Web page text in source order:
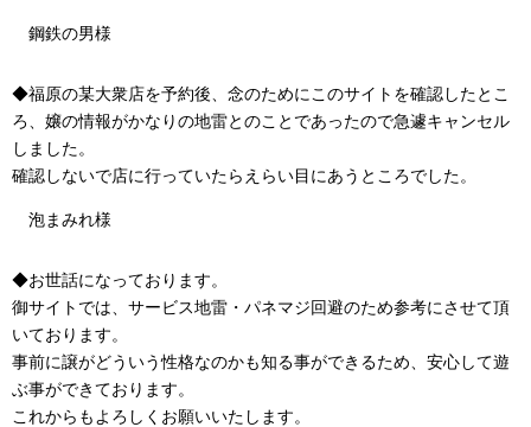
鋼鉄の男様
◆福原の某大衆店を予約後、念のためにこのサイトを確認したとこ
ろ、嬢の情報がかなりの地雷とのことであったので急遽キャンセル
しました。
確認しないで店に行っていたらえらい目にあうところでした。
泡まみれ様
◆お世話になっております。
御サイトでは、サービス地雷・パネマジ回避のため参考にさせて頂
いております。
事前に譲がどういう性格なのかも知る事ができるため、安心して遊
ぶ事ができております。
これからもよろしくお願いいたします。